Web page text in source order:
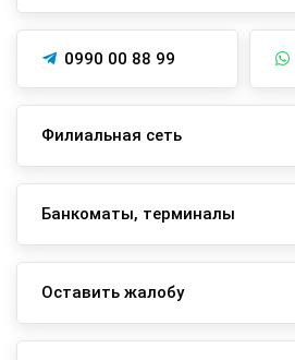
0990 00 88 99
Филиальная сеть
Банкоматы, терминалы
Оставить жалобу